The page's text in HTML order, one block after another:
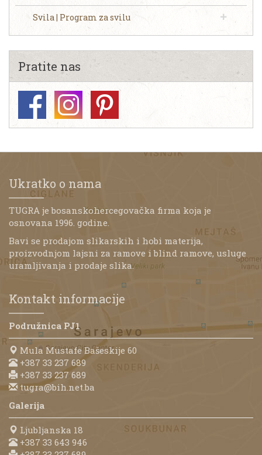
Svila | Program za svilu
Pratite nas
Ukratko o nama
TUGRA je bosanskohercegovačka firma koja je
osnovana 1996. godine.
Bavi se prodajom slikarskih i hobi materija,
proizvodnjom lajsni za ramove i blind ramove, usluge
uramljivanja i prodaje slika.
Kontakt informacije
Podružnica PJ1
Mula Mustafe Bašeskije 60
+387 33 237 689
+387 33 237 689
tugra@bih.net.ba
Galerija
Ljubljanska 18
+387 33 643 946